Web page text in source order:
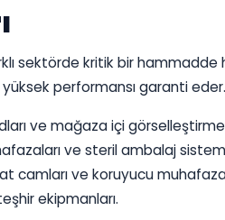
sektörde kritik bir
performansı garanti eder.
ve mağaza içi
ve steril ambalaj
camları ve koruyucu
ekipmanları.